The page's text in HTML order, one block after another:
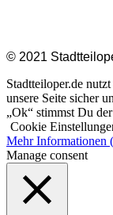
© 2021
Stadtteiloper.de
unsere Seite sicher
„Ok“ stimmst Du
Cookie
Mehr Informationen
Manage consent